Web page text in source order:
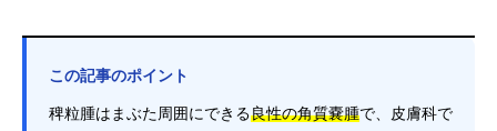
この記事のポイント
稗粒腫はまぶた周囲にできる良性の角質嚢腫で、皮膚科で